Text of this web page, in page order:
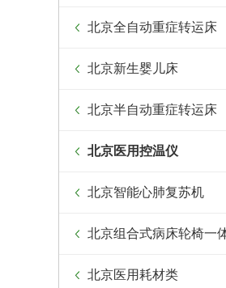
北京全自动重症转运床
北京新生婴儿床
北京半自动重症转运床
北京医用控温仪
北京智能心肺复苏机
北京医用耗材类